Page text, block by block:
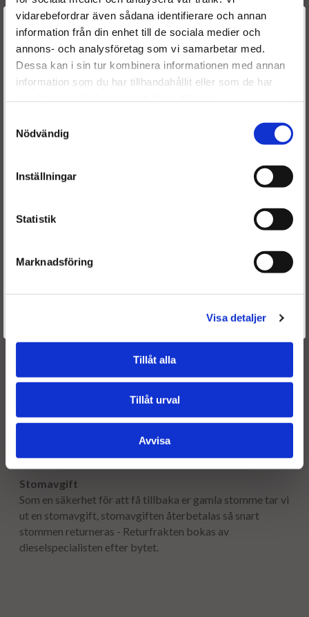
vidarebefordrar även sådana identifierare och annan
information från din enhet till de sociala medier och
annons- och analysföretag som vi samarbetar med.
Dessa kan i sin tur kombinera informationen med annan
information som du har tillhandahållit eller som de har
Nödvändig
Inställningar
Statistik
Marknadsföring
Visa detaljer
Tillåt alla
Tillåt urval
Avvisa
Originalnummer
0445010516BOSCH
0445010552BOSCH
0986437430BOSCH
1696606FORD
1921.J9PEUGEOT
Leveranstid:
Stomavgift
Som en säkerhet för att få tillbaka er gamla stomme tar vi
ut en stomavgift, stomavgiften återbetalas så snart
stommen returneras - Returfrakten bokas av
dieselspecialisten efter bytet.
Välkommen till
Dieselspecialisten.se
För att förbättra din upplevelse på vår hemsida ber vi dig
välja vilken kategori du tillhör
Välkommen tillbaka! Klicka här för att komma till dina sidor.
Givetvis går det även bra att handla utan att logga in.